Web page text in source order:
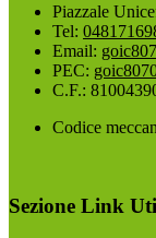
Piazzale
Tel:
Email:
PEC:
C.F.:
Codice
Sezione Link